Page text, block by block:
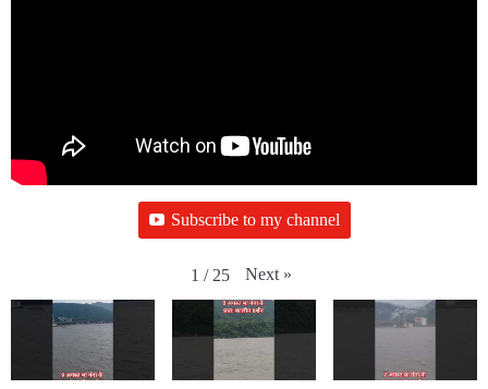
Subscribe to my channel
1 / 25 Next »